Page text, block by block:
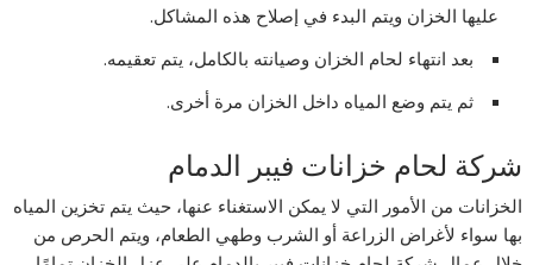
عليها الخزان ويتم البدء في إصلاح هذه المشاكل.
بعد انتهاء لحام الخزان وصيانته بالكامل، يتم تعقيمه.
ثم يتم وضع المياه داخل الخزان مرة أخرى.
شركة لحام خزانات فيبر الدمام
الخزانات من الأمور التي لا يمكن الاستغناء عنها، حيث يتم تخزين المياه
بها سواء لأغراض الزراعة أو الشرب وطهي الطعام، ويتم الحرص من